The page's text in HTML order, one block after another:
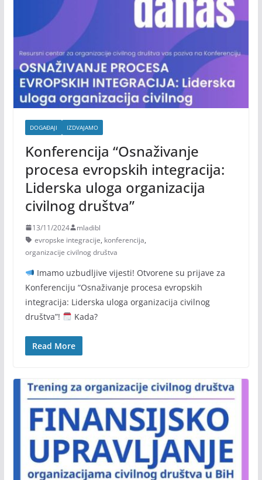
DOGAĐAJI IZDVAJAMO
Konferencija “Osnaživanje
procesa evropskih integracija:
Liderska uloga organizacija
civilnog društva”
13/11/2024
mladibl
evropske integracije, konferencija,
organizacije civilnog društva
Imamo uzbudljive vijesti! Otvorene su prijave za
Konferenciju “Osnaživanje procesa evropskih
integracija: Liderska uloga organizacija civilnog
društva”!
Kada?
Read More